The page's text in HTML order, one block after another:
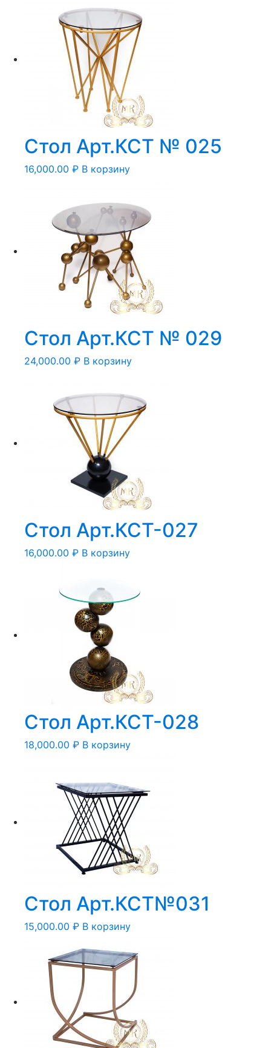
Стол Арт.КСТ № 025
16,000.00 ₽ В корзину
Стол Арт.КСТ № 029
24,000.00 ₽ В корзину
Стол Арт.КСТ-027
16,000.00 ₽ В корзину
Стол Арт.КСТ-028
18,000.00 ₽ В корзину
Стол Арт.КСТ№031
15,000.00 ₽ В корзину